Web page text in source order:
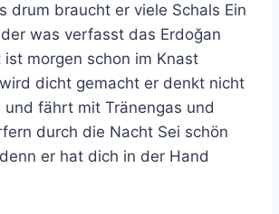
drum braucht er viele Schals Ein
was verfasst das Erdoğan
ist morgen schon im Knast
dicht gemacht er denkt nicht
und fährt mit Tränengas und
durch die Nacht Sei schön
er hat dich in der Hand